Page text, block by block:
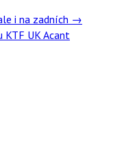
i na zadních →
KTF UK Acant